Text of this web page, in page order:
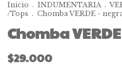
Inicio . INDUMENTARIA .
/Tops . Chomba VERDE -
Chomba
$29.000